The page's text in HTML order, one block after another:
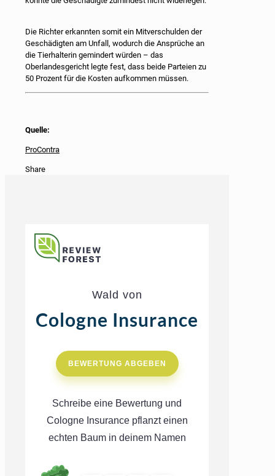
Die Richter erkannten somit ein Mitverschulden der
Geschädigten am Unfall, wodurch die Ansprüche an
die Tierhalterin gemindert würden – das
Oberlandesgericht legte fest, dass beide Parteien zu
50 Prozent für die Kosten aufkommen müssen.
Quelle:
ProContra
Share
Wald von
Cologne Insurance
BEWERTUNG ABGEBEN
Schreibe eine Bewertung und
Cologne Insurance pflanzt einen
echten Baum in deinem Namen